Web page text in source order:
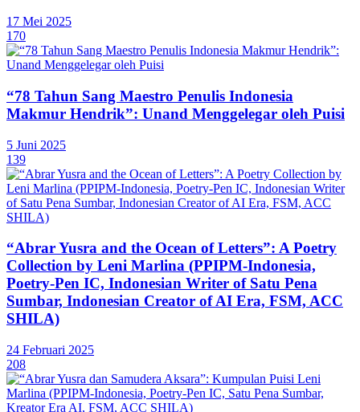
17 Mei 2025
170
“78 Tahun Sang Maestro Penulis Indonesia
Makmur Hendrik”: Unand Menggelegar oleh Puisi
5 Juni 2025
139
“Abrar Yusra and the Ocean of Letters”: A Poetry
Collection by Leni Marlina (PPIPM-Indonesia,
Poetry-Pen IC, Indonesian Writer of Satu Pena
Sumbar, Indonesian Creator of AI Era, FSM, ACC
SHILA)
24 Februari 2025
208